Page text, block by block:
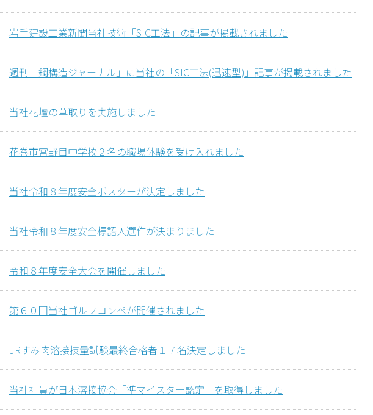
岩手建設工業新聞当社技術「SIC工法」の記事が掲載されました
週刊「鋼構造ジャーナル」に当社の「SIC工法(迅速型)」記事が掲載されました
当社花壇の草取りを実施しました
花巻市宮野目中学校２名の職場体験を受け入れました
当社令和８年度安全ポスターが決定しました
当社令和８年度安全標語入選作が決まりました
令和８年度安全大会を開催しました
第６０回当社ゴルフコンペが開催されました
JRすみ肉溶接技量試験最終合格者１７名決定しました
当社社員が日本溶接協会「準マイスター認定」を取得しました